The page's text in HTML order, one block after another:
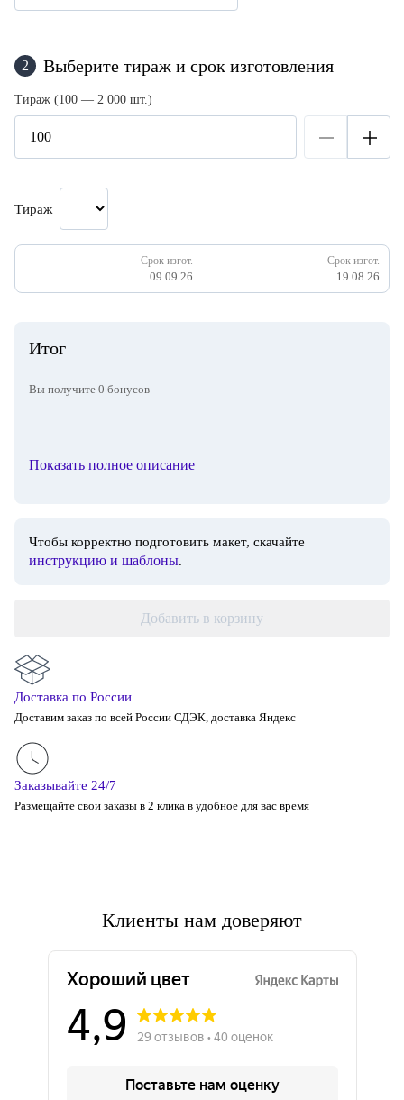
2 Выберите тираж и срок изготовления
Тираж (100 — 2 000 шт.)
Тираж
Срок изгот.
09.09.26
Срок изгот.
19.08.26
Итог
Вы получите 0 бонусов
Показать полное описание
Чтобы корректно подготовить макет, скачайте
инструкцию и шаблоны.
Добавить в корзину
Доставка по России
Доставим заказ по всей России СДЭК, доставка Яндекс
Заказывайте 24/7
Размещайте свои заказы в 2 клика в удобное для вас время
Клиенты нам доверяют